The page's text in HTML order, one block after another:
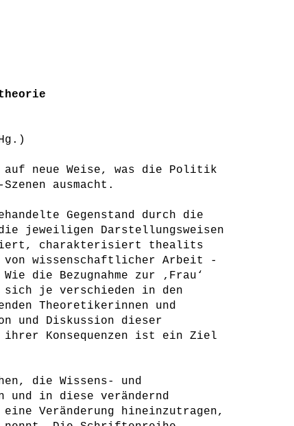
neue Weise, was die Politik
ausmacht.
Gegenstand durch die
die jeweiligen Darstellungsweisen
charakterisiert thealits
von wissenschaftlicher Arbeit -
die Bezugnahme zur ‚Frau‘
je verschieden in den
Theoretikerinnen und
und Diskussion dieser
ihrer Konsequenzen ist ein Ziel
die Wissens- und
und in diese verändernd
Veränderung hineinzutragen,